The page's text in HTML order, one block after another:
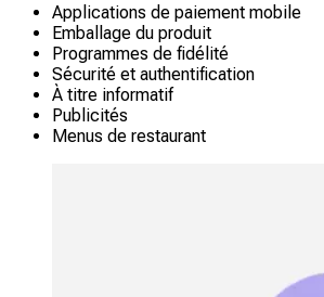
Applications de paiement mobile
Emballage du produit
Programmes de fidélité
Sécurité et authentification
À titre informatif
Publicités
Menus de restaurant